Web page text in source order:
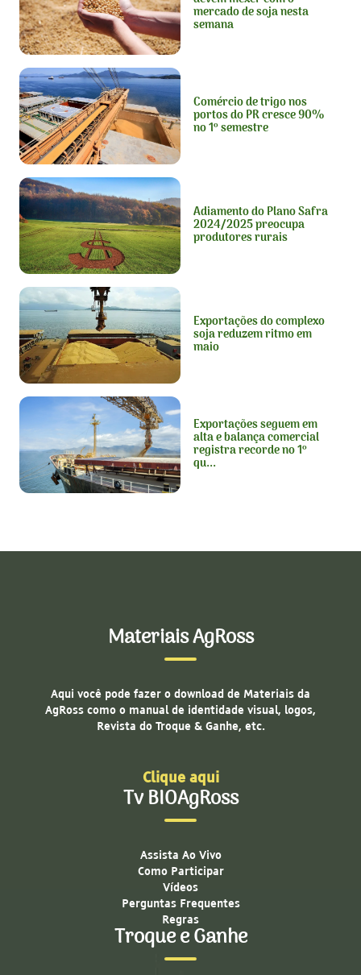
mercado de soja nesta
semana
Comércio de trigo nos
portos do PR cresce 90%
no 1º semestre
Adiamento do Plano Safra
2024/2025 preocupa
produtores rurais
Exportações do complexo
soja reduzem ritmo em
maio
Exportações seguem em
alta e balança comercial
registra recorde no 1º
qu...
Materiais AgRoss
Aqui você pode fazer o download de Materiais da
AgRoss como o manual de identidade visual, logos,
Revista do Troque & Ganhe, etc.
Clique aqui
Tv BIOAgRoss
Assista Ao Vivo
Como Participar
Vídeos
Perguntas Frequentes
Regras
Troque e Ganhe